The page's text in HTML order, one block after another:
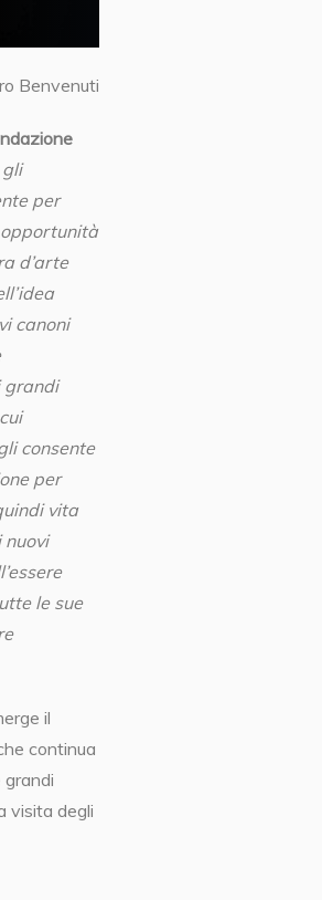
Benvenuti
gli
per
opportunità
d’arte
canoni
grandi
consente
per
vita
nuovi
le sue
il
continua
visita degli